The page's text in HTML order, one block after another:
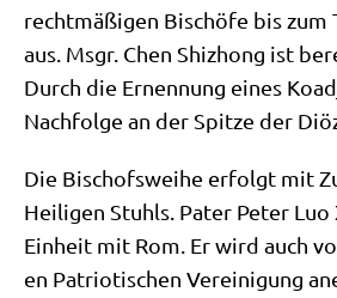
recht­mä­ßi­gen Bischö­fe bis zum
aus. Msgr. Chen Shizhong ist
Durch die Ernen­nung eines
Nach­fol­ge an der Spit­ze der
Die Bischofs­wei­he erfolgt mit
Hei­li­gen Stuhls. Pater Peter Luo
Ein­heit mit Rom. Er wird auch
en Patrio­ti­schen Ver­ei­ni­gung